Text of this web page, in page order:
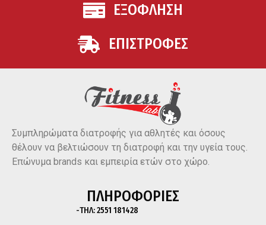
ΕΞΟΦΛΗΣΗ
ΕΠΙΣΤΡΟΦΕΣ
Συμπληρώματα διατροφής για αθλητές και όσους
θέλουν να βελτιώσουν τη διατροφή και την υγεία τους.
Επώνυμα brands και εμπειρία ετών στο χώρο.
ΠΛΗΡΟΦΟΡΙΕΣ
-ΤΗΛ:2551 181428